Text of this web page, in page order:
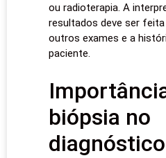
ou radioterapia. A
resultados deve ser
outros exames e a
paciente.
biópsia no